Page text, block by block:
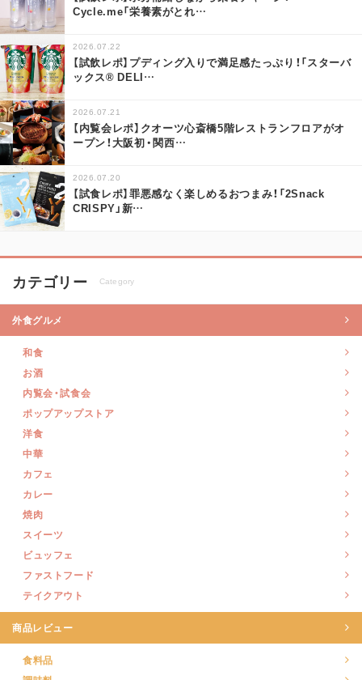
Cycle.me「栄養素がとれ…
2026.07.22
【試飲レポ】プディング入りで満足感たっぷり！「スターバ
ックス® DELI…
2026.07.21
【内覧会レポ】クオーツ心斎橋5階レストランフロアがオ
ープン！大阪初・関西…
2026.07.20
【試食レポ】罪悪感なく楽しめるおつまみ！「2Snack
CRISPY」新…
カテゴリー Category
外食グルメ
和食
お酒
内覧会・試食会
ポップアップストア
洋食
中華
カフェ
カレー
焼肉
スイーツ
ビュッフェ
ファストフード
テイクアウト
商品レビュー
食料品